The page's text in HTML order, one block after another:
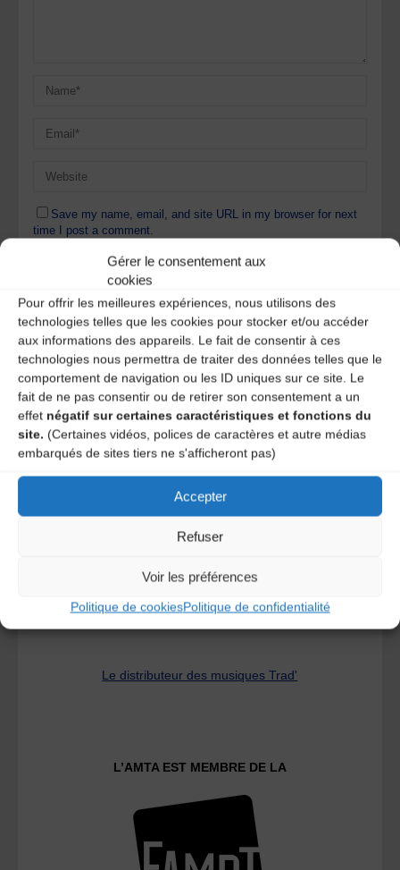
Gérer le consentement aux
cookies
Pour offrir les meilleures expériences, nous utilisons des
technologies telles que les cookies pour stocker et/ou accéder
aux informations des appareils. Le fait de consentir à ces
technologies nous permettra de traiter des données telles que le
comportement de navigation ou les ID uniques sur ce site. Le
fait de ne pas consentir ou de retirer son consentement a un
effet négatif sur certaines caractéristiques et fonctions du
site. (Certaines vidéos, polices de caractères et autre médias
embarqués de sites tiers ne s'afficheront pas)
Accepter
Refuser
Voir les préférences
Politique de cookiesPolitique de confidentialité
Save my name, email, and site URL in my browser for next
time I post a comment.
Ce site utilise Akismet pour réduire les indésirables.En
savoir plus sur la façon dont les données de vos
commentaires sont traitées
A DECOUVRIR :
Le distributeur des musiques Trad'
L’AMTA EST MEMBRE DE LA